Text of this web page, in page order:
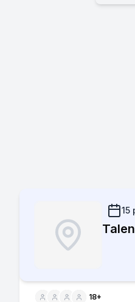
15
18+